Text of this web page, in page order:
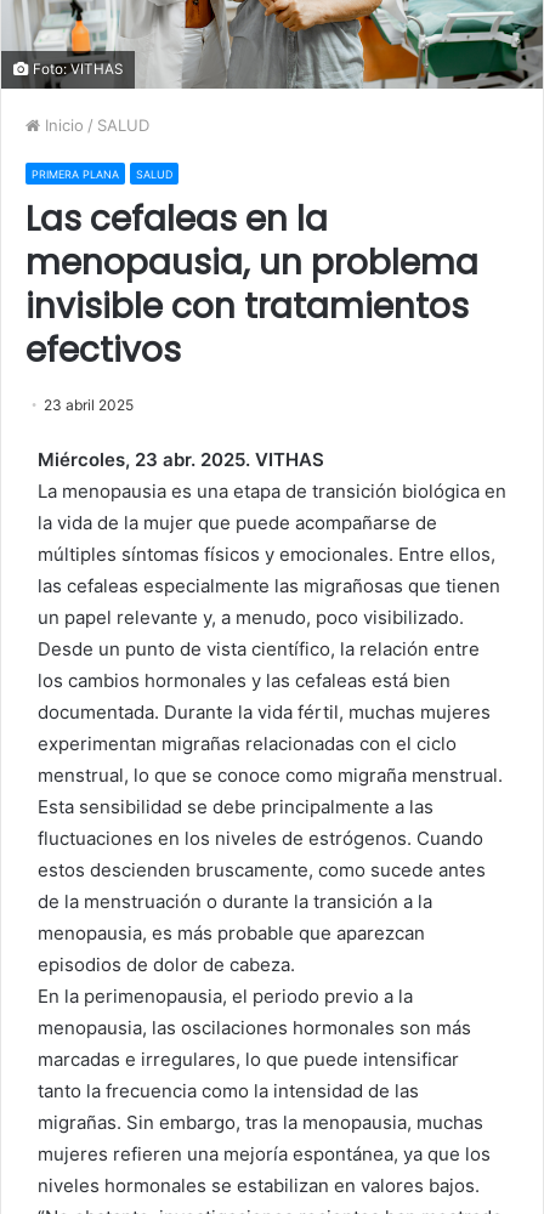
Foto: VITHAS
Inicio / SALUD
PRIMERA PLANA SALUD
Las cefaleas en la
menopausia, un problema
invisible con tratamientos
efectivos
23 abril 2025
Miércoles, 23 abr. 2025. VITHAS
La menopausia es una etapa de transición biológica en
la vida de la mujer que puede acompañarse de
múltiples síntomas físicos y emocionales. Entre ellos,
las cefaleas especialmente las migrañosas que tienen
un papel relevante y, a menudo, poco visibilizado.
Desde un punto de vista científico, la relación entre
los cambios hormonales y las cefaleas está bien
documentada. Durante la vida fértil, muchas mujeres
experimentan migrañas relacionadas con el ciclo
menstrual, lo que se conoce como migraña menstrual.
Esta sensibilidad se debe principalmente a las
fluctuaciones en los niveles de estrógenos. Cuando
estos descienden bruscamente, como sucede antes
de la menstruación o durante la transición a la
menopausia, es más probable que aparezcan
episodios de dolor de cabeza.
En la perimenopausia, el periodo previo a la
menopausia, las oscilaciones hormonales son más
marcadas e irregulares, lo que puede intensificar
tanto la frecuencia como la intensidad de las
migrañas. Sin embargo, tras la menopausia, muchas
mujeres refieren una mejoría espontánea, ya que los
niveles hormonales se estabilizan en valores bajos.